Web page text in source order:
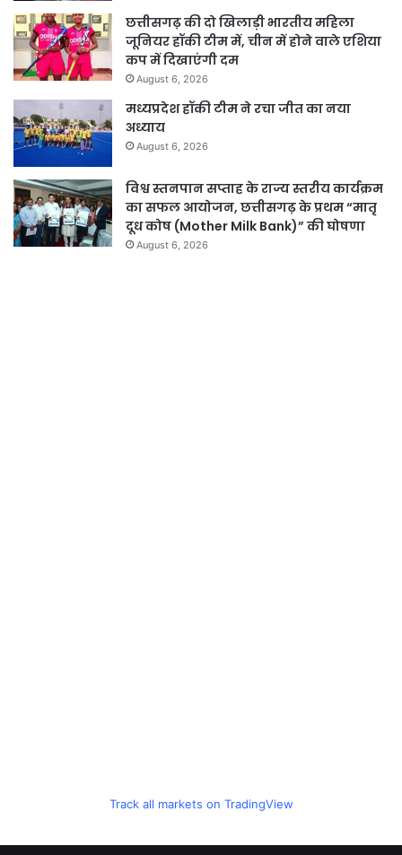
छत्तीसगढ़ की दो खिलाड़ी भारतीय महिला
जूनियर हॉकी टीम में, चीन में होने वाले एशिया
कप में दिखाएंगी दम
August 6, 2026
मध्यप्रदेश हॉकी टीम ने रचा जीत का नया
अध्याय
August 6, 2026
विश्व स्तनपान सप्ताह के राज्य स्तरीय कार्यक्रम
का सफल आयोजन, छत्तीसगढ़ के प्रथम “मातृ
दूध कोष (Mother Milk Bank)” की घोषणा
August 6, 2026
Track all markets on TradingView